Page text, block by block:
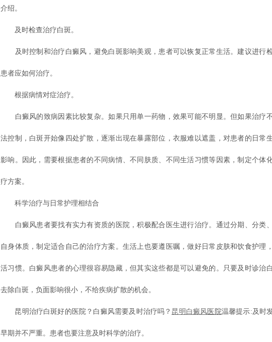
介绍。
及时检查治疗白斑。
及时控制和治疗白癜风，避免白斑影响美观，患者可以恢复正常生活。建议进行
患者应如何治疗。
根据病情对症治疗。
白癜风的致病因素比较复杂。如果只用单一药物，效果可能不明显。但如果治疗
法控制，白斑开始像四处扩散，逐渐出现在暴露部位，衣服难以遮盖，对患者的日常
影响。因此，需要根据患者的不同病情、不同肤质、不同生活习惯等因素，制定个体
疗方案。
科学治疗与日常护理相结合
白癜风患者要找有实力有资质的医院，积极配合医生进行治疗。通过分期、分类
自身体质，制定适合自己的治疗方案。生活上也要遵医嘱，做好日常皮肤和饮食护理
活习惯。白癜风患者的心理很容易隐藏，但其实这些都是可以避免的。只要及时诊治
去除白斑，负面影响很小，不给疾病扩散的机会。
昆明治疗白斑好的医院？白癜风需要及时治疗吗？ 昆明白癜风 医院温馨提示:及时
早期并不严重。患者也要注意及时科学的治疗。